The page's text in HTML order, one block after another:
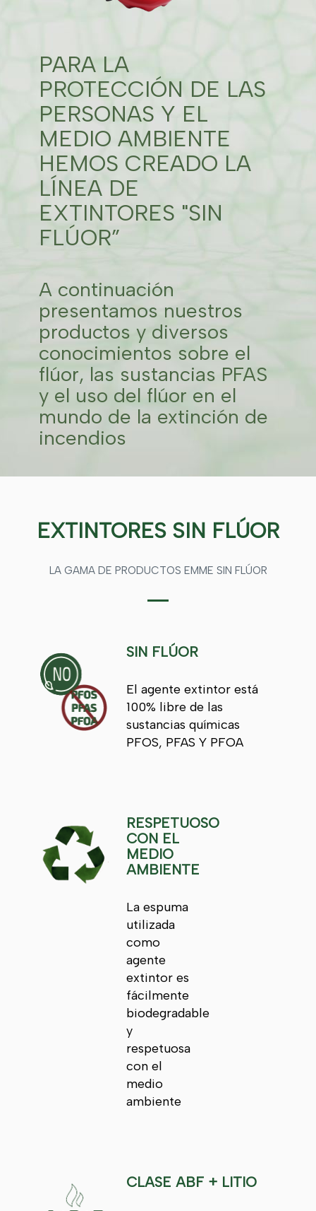
PARA LA
PROTECCIÓN DE LAS
PERSONAS Y EL
MEDIO AMBIENTE
HEMOS CREADO LA
LÍNEA DE
EXTINTORES "SIN
FLÚOR”
A continuación
presentamos nuestros
productos y diversos
conocimientos sobre el
flúor, las sustancias PFAS
y el uso del flúor en el
mundo de la extinción de
incendios
EXTINTORES SIN FLÚOR
LA GAMA DE PRODUCTOS EMME SIN FLÚOR
SIN FLÚOR
El agente extintor está
100% libre de las
sustancias químicas
PFOS, PFAS Y PFOA
RESPETUOSO
CON EL
MEDIO
AMBIENTE
La espuma
utilizada
como
agente
extintor es
fácilmente
biodegradable
y
respetuosa
con el
medio
ambiente
CLASE ABF + LITIO